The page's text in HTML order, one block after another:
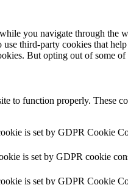
you navigate through the
third-party cookies that
But opting out of some
to function properly. These
is set by GDPR Cookie
is set by GDPR cookie
is set by GDPR Cookie